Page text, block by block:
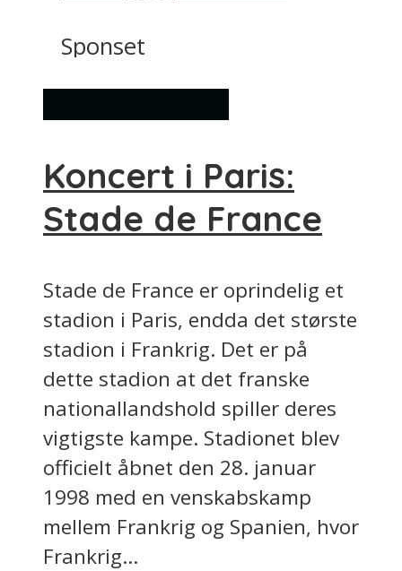
Sponset
Koncert i Paris:
Stade de France
Stade de France er oprindelig et
stadion i Paris, endda det største
stadion i Frankrig. Det er på
dette stadion at det franske
nationallandshold spiller deres
vigtigste kampe. Stadionet blev
officielt åbnet den 28. januar
1998 med en venskabskamp
mellem Frankrig og Spanien, hvor
Frankrig...